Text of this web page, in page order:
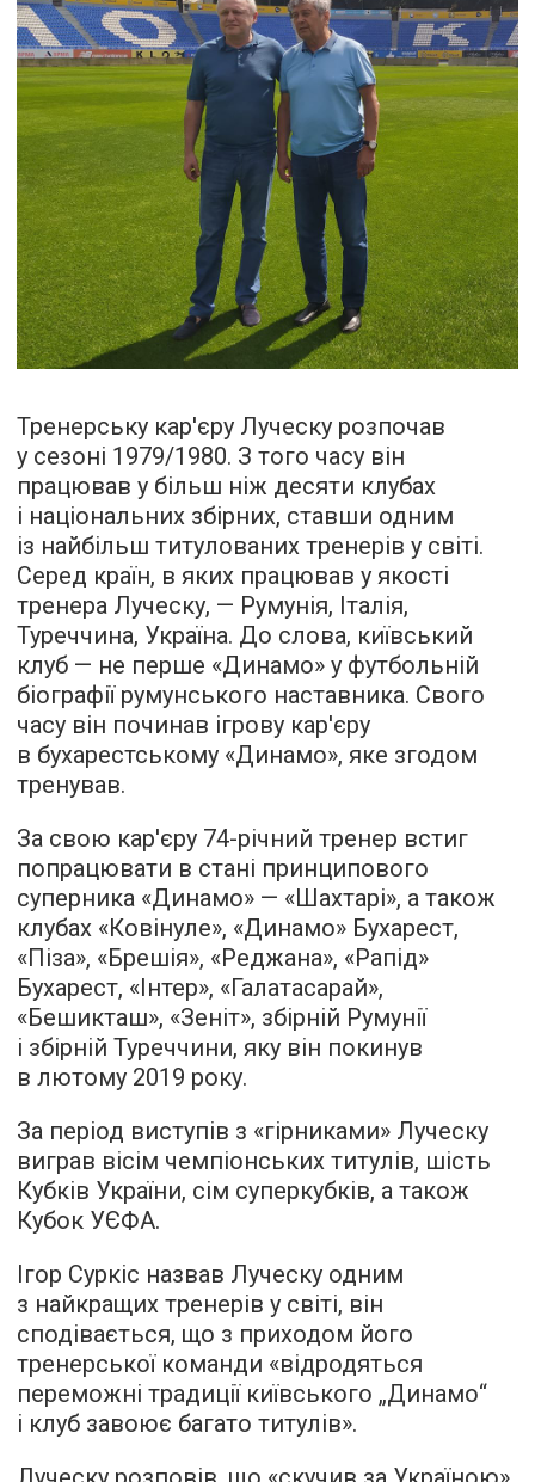
Тренерську кар'єру Луческу розпочав
у сезоні 1979/1980. З того часу він
працював у більш ніж десяти клубах
і національних збірних, ставши одним
із найбільш титулованих тренерів у світі.
Серед країн, в яких працював у якості
тренера Луческу, — Румунія, Італія,
Туреччина, Україна. До слова, київський
клуб — не перше «Динамо» у футбольній
біографії румунського наставника. Свого
часу він починав ігрову кар'єру
в бухарестському «Динамо», яке згодом
тренував.
За свою кар'єру 74-річний тренер встиг
попрацювати в стані принципового
суперника «Динамо» — «Шахтарі», а також
клубах «Ковінуле», «Динамо» Бухарест,
«Піза», «Брешія», «Реджана», «Рапід»
Бухарест, «Інтер», «Галатасарай»,
«Бешикташ», «Зеніт», збірній Румунії
і збірній Туреччини, яку він покинув
в лютому 2019 року.
За період виступів з «гірниками» Луческу
виграв вісім чемпіонських титулів, шість
Кубків України, сім суперкубків, а також
Кубок УЄФА.
Ігор Суркіс назвав Луческу одним
з найкращих тренерів у світі, він
сподівається, що з приходом його
тренерської команди «відродяться
переможні традиції київського „Динамо“
і клуб завоює багато титулів».